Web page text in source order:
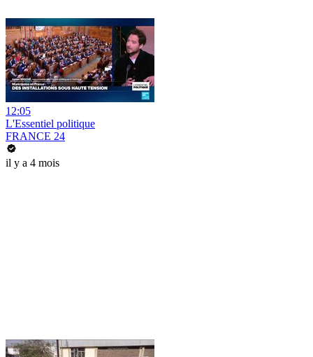
12:05
L'Essentiel politique
FRANCE 24
il y a 4 mois